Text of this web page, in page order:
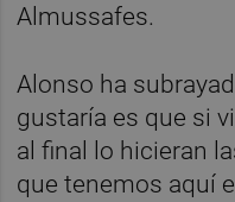
Almussafes.
Alonso ha
gustaría es que si
al final lo hicieran
que tenemos aquí